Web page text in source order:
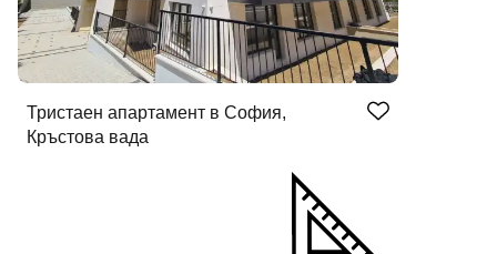
Тристаен апартамент в София,
Кръстова вада